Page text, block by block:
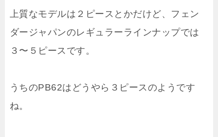
上質なモデルは２ピースとかだけど、フェン
ダージャパンのレギュラーラインナップでは
３〜５ピースです。
うちのPB62はどうやら３ピースのようです
ね。